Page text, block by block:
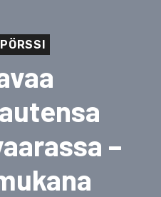
–